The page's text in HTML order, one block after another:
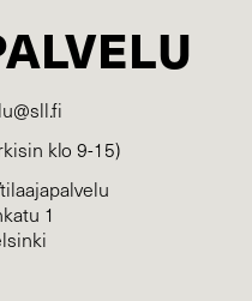
klo 9-15)
1